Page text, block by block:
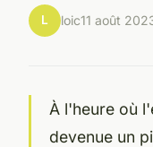
L loic11 août
À l'heure où
devenue un